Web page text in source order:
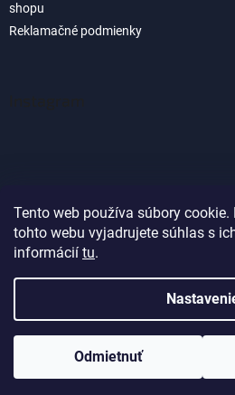
Tento web používa súbory
tohto webu vyjadrujete súhlas s
informácií tu.
Odmietnuť
shopu
Reklamačné podmienky
Sledovať na Instagrame
Vytvoril
Copyright 2026Akvaland.sk .